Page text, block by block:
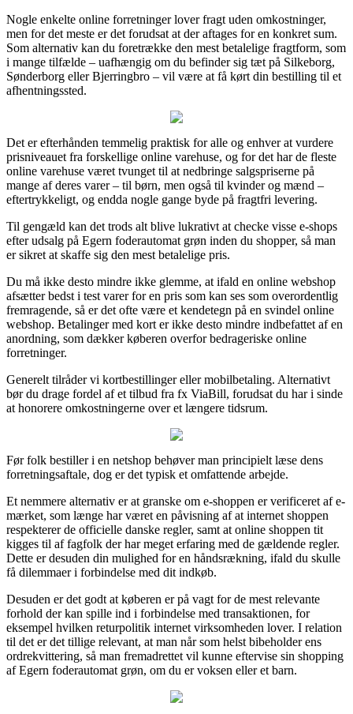
Nogle enkelte online forretninger lover fragt uden omkostninger,
men for det meste er det forudsat at der aftages for en konkret sum.
Som alternativ kan du foretrække den mest betalelige fragtform, som
i mange tilfælde – uafhængig om du befinder sig tæt på Silkeborg,
Sønderborg eller Bjerringbro – vil være at få kørt din bestilling til et
afhentningssted.
Det er efterhånden temmelig praktisk for alle og enhver at vurdere
prisniveauet fra forskellige online varehuse, og for det har de fleste
online varehuse været tvunget til at nedbringe salgspriserne på
mange af deres varer – til børn, men også til kvinder og mænd –
eftertrykkeligt, og endda nogle gange byde på fragtfri levering.
Til gengæld kan det trods alt blive lukrativt at checke visse e-shops
efter udsalg på Egern foderautomat grøn inden du shopper, så man
er sikret at skaffe sig den mest betalelige pris.
Du må ikke desto mindre ikke glemme, at ifald en online webshop
afsætter bedst i test varer for en pris som kan ses som overordentlig
fremragende, så er det ofte være et kendetegn på en svindel online
webshop. Betalinger med kort er ikke desto mindre indbefattet af en
anordning, som dækker køberen overfor bedrageriske online
forretninger.
Generelt tilråder vi kortbestillinger eller mobilbetaling. Alternativt
bør du drage fordel af et tilbud fra fx ViaBill, forudsat du har i sinde
at honorere omkostningerne over et længere tidsrum.
Før folk bestiller i en netshop behøver man principielt læse dens
forretningsaftale, dog er det typisk et omfattende arbejde.
Et nemmere alternativ er at granske om e-shoppen er verificeret af e-
mærket, som længe har været en påvisning af at internet shoppen
respekterer de officielle danske regler, samt at online shoppen tit
kigges til af fagfolk der har meget erfaring med de gældende regler.
Dette er desuden din mulighed for en håndsrækning, ifald du skulle
få dilemmaer i forbindelse med dit indkøb.
Desuden er det godt at køberen er på vagt for de mest relevante
forhold der kan spille ind i forbindelse med transaktionen, for
eksempel hvilken returpolitik internet virksomheden lover. I relation
til det er det tillige relevant, at man når som helst bibeholder ens
ordrekvittering, så man fremadrettet vil kunne eftervise sin shopping
af Egern foderautomat grøn, om du er voksen eller et barn.